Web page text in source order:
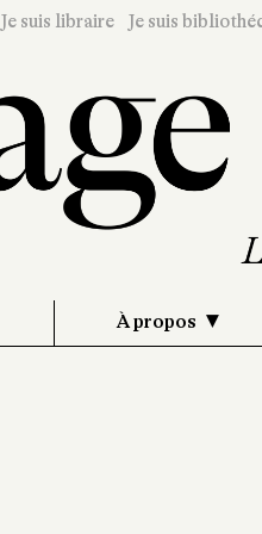
Je suis libraire Je suis
À propos